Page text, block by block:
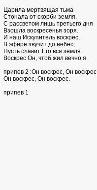
Царила мертвящая тьма
Стонала от скорби земля.
С рассветом лишь третьего дня
Взошла воскресенья зоря.
И наш Искупитель воскрес,
В эфире звучит до небес,
Пусть славит Его вся земля
Воскрес Он, чтоб жил вечно я.
припев 2 :Он воскрес, Он воскрес
Он воскрес, Он воскрес.
припев 1